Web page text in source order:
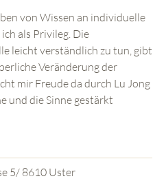
von Wissen an individuelle
als Privileg. Die
leicht verständlich zu tun, gibt
Veränderung der
mir Freude da durch Lu Jong
und die Sinne gestärkt
5/ 8610 Uster